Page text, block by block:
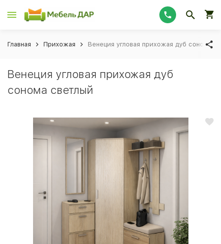
Главная Прихожая Венеция угловая прихожая дуб сонома
Венеция угловая прихожая дуб
сонома светлый